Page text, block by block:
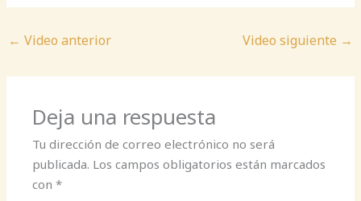
← Video anterior Video siguiente →
Deja una respuesta
Tu dirección de correo electrónico no será
publicada. Los campos obligatorios están marcados
con*